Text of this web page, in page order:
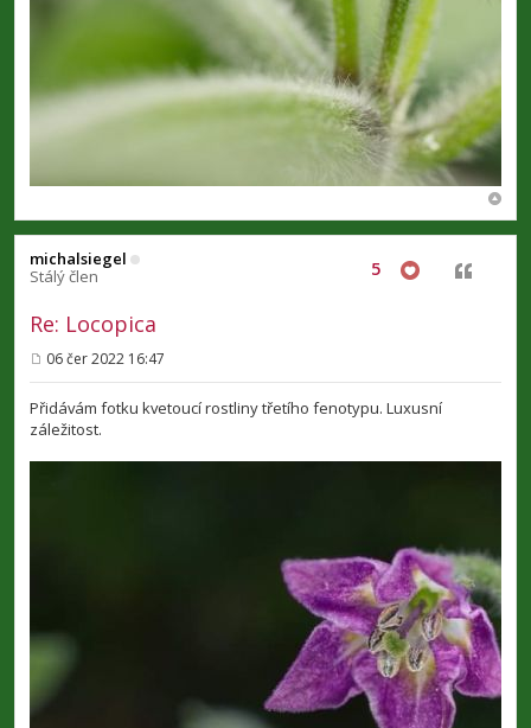
michalsiegel
Stálý člen
Re: Locopica
5 Citovat
ř
í
s
p
06 čer 2022 16:47
Přidávám fotku kvetoucí rostliny třetího fenotypu. Luxusní
záležitost.